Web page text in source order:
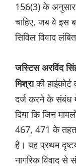
156(3) के अनुसार
चाहिए, जब वे इस
सिविल विवाद
जस्टिस अरविंद
मिश्राकी
दर्ज करने के संबंध
दिया कि जिन
467, 471 के तहत
है। यह प्रथम
नागरिक विवाद से